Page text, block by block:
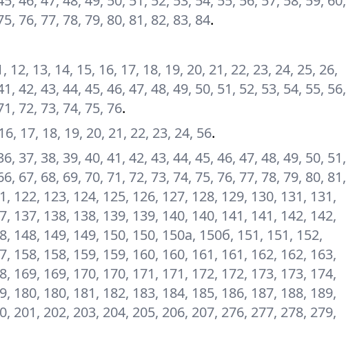
76, 77, 78, 79, 80, 81, 82, 83, 84.
12, 13, 14, 15, 16, 17, 18, 19, 20, 21, 22, 23, 24, 25, 26,
42, 43, 44, 45, 46, 47, 48, 49, 50, 51, 52, 53, 54, 55, 56,
72, 73, 74, 75, 76.
17, 18, 19, 20, 21, 22, 23, 24, 56.
37, 38, 39, 40, 41, 42, 43, 44, 45, 46, 47, 48, 49, 50, 51,
67, 68, 69, 70, 71, 72, 73, 74, 75, 76, 77, 78, 79, 80, 81,
122, 123, 124, 125, 126, 127, 128, 129, 130, 131, 131,
137, 138, 138, 139, 139, 140, 140, 141, 141, 142, 142,
148, 149, 149, 150, 150, 150а, 150б, 151, 151, 152,
158, 158, 159, 159, 160, 160, 161, 161, 162, 162, 163,
169, 169, 170, 170, 171, 171, 172, 172, 173, 173, 174,
180, 180, 181, 182, 183, 184, 185, 186, 187, 188, 189,
201, 202, 203, 204, 205, 206, 207, 276, 277, 278, 279,